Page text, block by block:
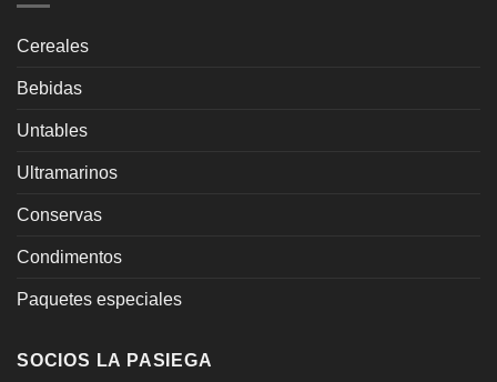
Cereales
Bebidas
Untables
Ultramarinos
Conservas
Condimentos
Paquetes especiales
SOCIOS LA PASIEGA